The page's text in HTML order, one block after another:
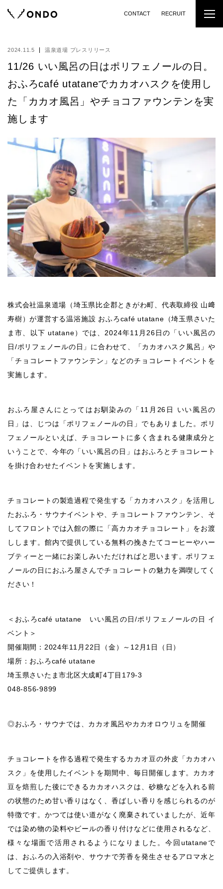
CONTACT RECRUIT
2024.11.5 温泉道場 プレスリリース
11/26 いい風呂の日はポリフェノールの日。
おふろcafé utataneでカカオハスクを使用し
た「カカオ風呂」やチョコファウンテンを実
施します
株式会社温泉道場（埼玉県比企郡ときがわ町、代表取締役 山﨑
寿樹）が運営する温浴施設 おふろcafé utatane（埼玉県さいた
ま市、以下 utatane）では、2024年11月26日の「いい風呂の
日/ポリフェノールの日」に合わせて、「カカオハスク風呂」や
「チョコレートファウンテン」などのチョコレートイベントを
実施します。
おふろ屋さんにとってはお馴染みの「11月26日 いい風呂の
日」は、じつは「ポリフェノールの日」でもありました。ポリ
フェノールといえば、チョコレートに多く含まれる健康成分と
いうことで、今年の「いい風呂の日」はおふろとチョコレート
を掛け合わせたイベントを実施します。
チョコレートの製造過程で発生する「カカオハスク」を活用し
たおふろ・サウナイベントや、チョコレートファウンテン、そ
してフロントでは入館の際に「高カカオチョコレート」をお渡
しします。館内で提供している無料の挽きたてコーヒーやハー
ブティーと一緒にお楽しみいただければと思います。ポリフェ
ノールの日におふろ屋さんでチョコレートの魅力を満喫してく
ださい！
＜おふろcafé utatane いい風呂の日/ポリフェノールの日 イ
ベント＞
開催期間：2024年11月22日（金）～12月1日（日）
場所：おふろcafé utatane
埼玉県さいたま市北区大成町4丁目179-3
048-856-9899
◎おふろ・サウナでは、カカオ風呂やカカオロウリュを開催
チョコレートを作る過程で発生するカカオ豆の外皮「カカオハ
スク」を使用したイベントを期間中、毎日開催します。カカオ
豆を焙煎した後にできるカカオハスクは、砂糖などを入れる前
の状態のため甘い香りはなく、香ばしい香りを感じられるのが
特徴です。かつては使い道がなく廃棄されていましたが、近年
では染め物の染料やビールの香り付けなどに使用されるなど、
様々な場面で活用されるようになりました。今回utataneで
は、おふろの入浴剤や、サウナで芳香を発生させるアロマ水と
してご提供します。